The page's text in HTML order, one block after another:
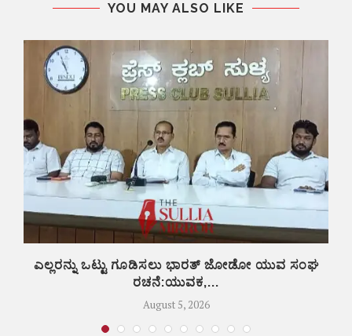
YOU MAY ALSO LIKE
ಎಲ್ಲರನ್ನು ಒಟ್ಟು ಗೂಡಿಸಲು ಭಾರತ್ ಜೋಡೋ ಯುವ ಸಂಘ
ರಚನೆ:ಯುವಕ,...
August 5, 2026